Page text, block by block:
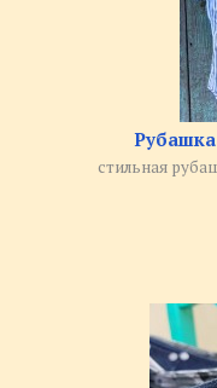
Рубашка
стильная